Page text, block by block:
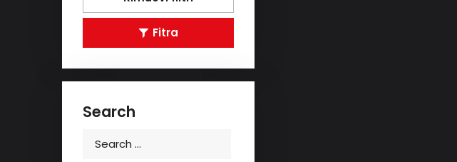
Fitra
Search